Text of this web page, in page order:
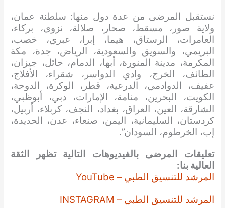
نستقبل المرضى من عدة دول منها: سلطنة عمان،
ولاية صور، مسقط، صحار، صلالة، نزوى، بركاء،
العامرات، الرستاق، هيما، إبرا، عبري، خصب،
البريمي، والسويق والسعودية، الرياض، جدة، مكة
المكرمة، مدينة المنورة، أبها، الدمام، حائل، جيزان،
الطائف، الخرج، وادي الدواسر، شقراء، الأفلاج،
عفيف، الدوادمي، الدرعية، قطر، الوكرة، الدوحة،
الكويت، البحرين، منامة، الإمارات، دبي، أبوظبي،
الشارقة، العين، العراق، بغداد، النجف، كربلاء، أربيل،
كردستان، السليمانية، اليمن، صنعاء، عدن، الحديدة،
إب، الخرطوم، السودان”.
تعليقات المرضى بالفيديوهات التالية تظهر الثقة
العالية بنا:
المرشد للتنسيق الطبي – YouTube
المرشد للتنسيق الطبي – INSTAGRAM